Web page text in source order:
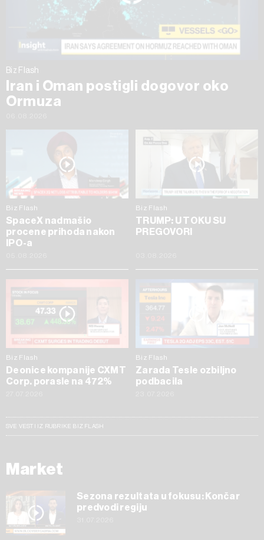
Biz Flash
Iran i Oman postigli dogovor oko
Ormuza
Biz Flash
SpaceX nadmašio
procene prihoda nakon
IPO-a
Biz Flash
TRUMP: U TOKU SU
PREGOVORI
Biz Flash
Deonice kompanije CXMT
Corp. porasle na 472%
Biz Flash
Zarada Tesle ozbiljno
podbacila
SVE VESTI IZ RUBRIKE BIZ FLASH
Market
Sezona rezultata u fokusu: Končar
predvodi regiju